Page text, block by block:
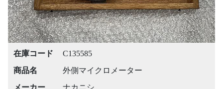
在庫コード
C135585
商品名
外側マイクロメーター